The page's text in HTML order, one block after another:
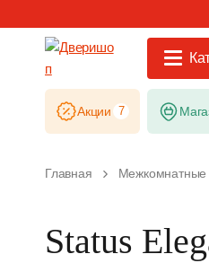
Акции 7
Главная Межкомнатные
Status